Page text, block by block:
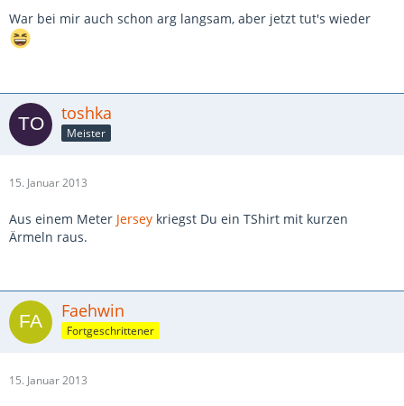
War bei mir auch schon arg langsam, aber jetzt tut's wieder
toshka
Meister
15. Januar 2013
Aus einem Meter Jersey kriegst Du ein TShirt mit kurzen
Ärmeln raus.
Faehwin
Fortgeschrittener
15. Januar 2013